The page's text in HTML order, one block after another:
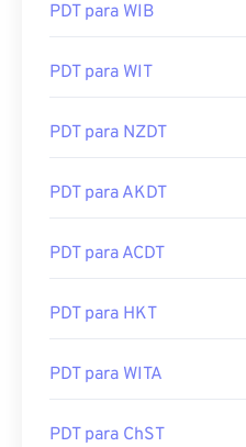
PDT para WIB
PDT para WIT
PDT para NZDT
PDT para AKDT
PDT para ACDT
PDT para HKT
PDT para WITA
PDT para ChST